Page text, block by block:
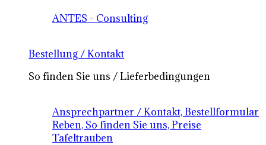
ANTES - Consulting
Bestellung / Kontakt
So finden Sie uns / Lieferbedingungen
Ansprechpartner / Kontakt, Bestellformular
Reben, So finden Sie uns, Preise
Tafeltrauben